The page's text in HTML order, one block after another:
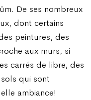
De ses nombreux
dont certains
peintures, des
aux murs, si
carrés de libre, des
qui sont
ambiance!